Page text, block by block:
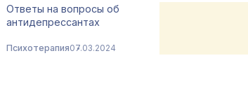
Ответы на вопросы об
антидепрессантах
Психотерапия07.03.2024